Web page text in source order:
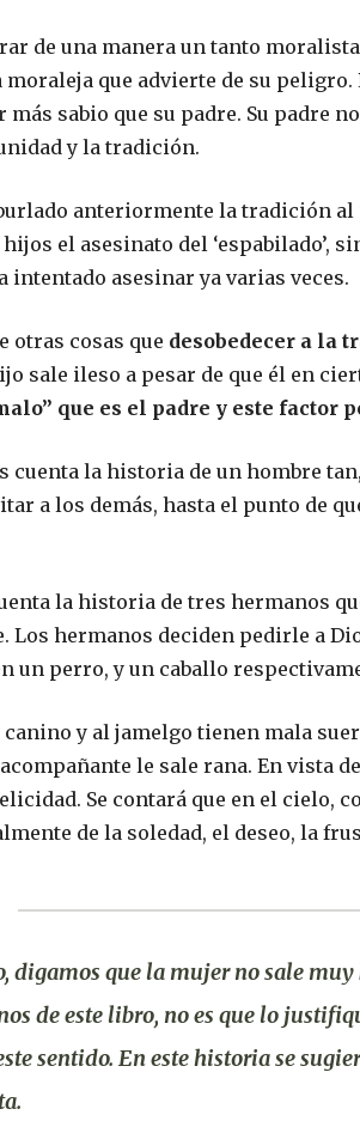
de una manera un tanto
moraleja que advierte de su peligro.
sabio que su padre. Su padre
y la tradición.
anteriormente la tradición
el asesinato del ‘espabilado’,
intentado asesinar ya varias veces.
otras cosas que desobedecer a la
sale ileso a pesar de que él en
que es el padre y este factor
cuenta la historia de un hombre
a los demás, hasta el punto de
la historia de tres hermanos
Los hermanos deciden pedirle a
un perro, y un caballo
y al jamelgo tienen mala
le sale rana. En vista
Se contará que en el cielo,
de la soledad, el deseo, la
digamos que la mujer no sale muy
de este libro, no es que lo
sentido. En este historia se